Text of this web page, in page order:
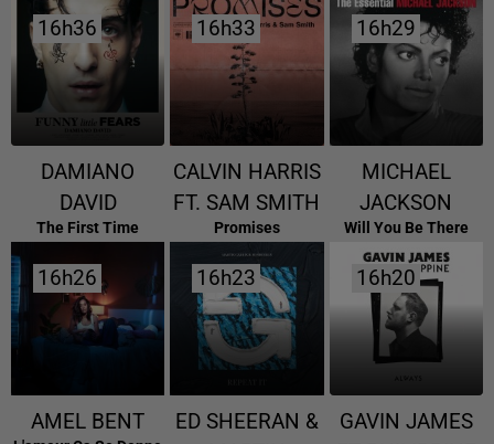
16h36
16h36
DAMIANO
DAVID
The First Time
16h33
16h33
CALVIN HARRIS
FT. SAM SMITH
Promises
16h29
16h29
MICHAEL
JACKSON
Will You Be There
16h26
16h26
AMEL BENT
16h23
16h23
ED SHEERAN &
16h20
16h20
GAVIN JAMES